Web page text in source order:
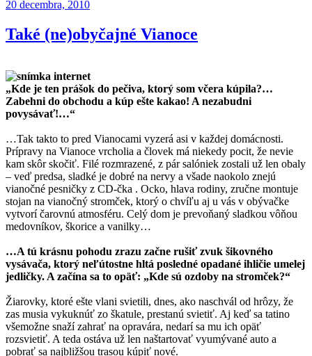
Publikované
20 decembra, 2010
Také (ne)obyčajné Vianoce
„Kde je ten prášok do pečiva, ktorý som včera kúpila?…
Zabehni do obchodu a kúp ešte kakao! A nezabudni
povysávať!…“
…Tak takto to pred Vianocami vyzerá asi v každej domácnosti.
Prípravy na Vianoce vrcholia a človek má niekedy pocit, že nevie
kam skôr skočiť. Filé rozmrazené, z pár salóniek zostali už len obaly
– veď predsa, sladké je dobré na nervy a všade naokolo znejú
vianočné pesničky z CD-čka . Ocko, hlava rodiny, zručne montuje
stojan na vianočný stromček, ktorý o chvíľu aj u vás v obývačke
vytvorí čarovnú atmosféru. Celý dom je prevoňaný sladkou vôňou
medovníkov, škorice a vanilky…
…A tú krásnu pohodu zrazu začne rušiť zvuk šikovného
vysávača, ktorý neľútostne hltá posledné opadané ihličie umelej
jedličky. A začína sa to opäť: „Kde sú ozdoby na stromček?“
Žiarovky, ktoré ešte vlani svietili, dnes, ako naschvál od hrôzy, že
zas musia vykuknúť zo škatule, prestanú svietiť. Aj keď sa tatino
všemožne snaží zahrať na opravára, nedarí sa mu ich opäť
rozsvietiť. A teda ostáva už len naštartovať vyumývané auto a
pobrať sa najbližšou trasou kúpiť nové.